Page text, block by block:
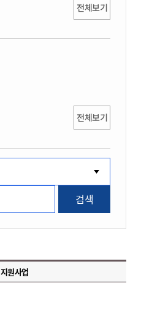
전체보기
전체보기
검색
지원사업